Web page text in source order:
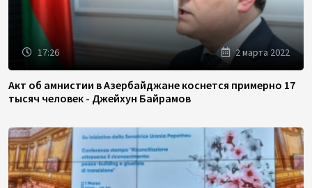
17:26 2 марта 2022
Акт об амнистии в Азербайджане коснется примерно 17
тысяч человек - Джейхун Байрамов